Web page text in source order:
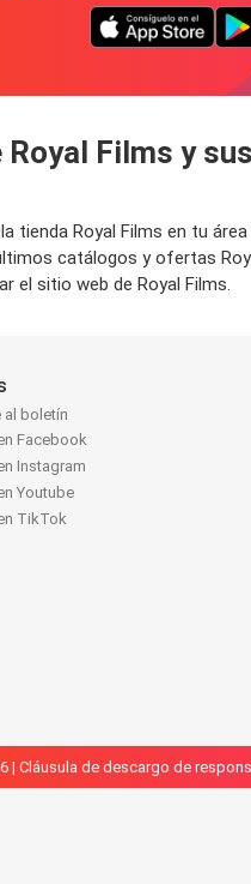
Films y
tienda Royal Films en tu
catálogos y ofertas
el sitio web de Royal Films.
al boletín
Facebook
Instagram
Youtube
TikTok
| Cláusula de descargo de